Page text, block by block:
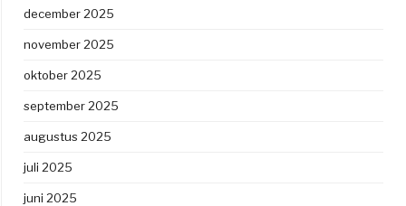
december 2025
november 2025
oktober 2025
september 2025
augustus 2025
juli 2025
juni 2025